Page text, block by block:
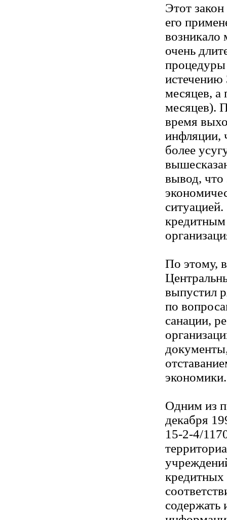
Этот
его
возникало
очень
истечению
месяцев, а
месяцев).
время
инфляции,
более
вывод, что
кредитным
По этому,
выпустил
по
санации,
экономики.
Одним из
декабря
15-2-4/
кредитных